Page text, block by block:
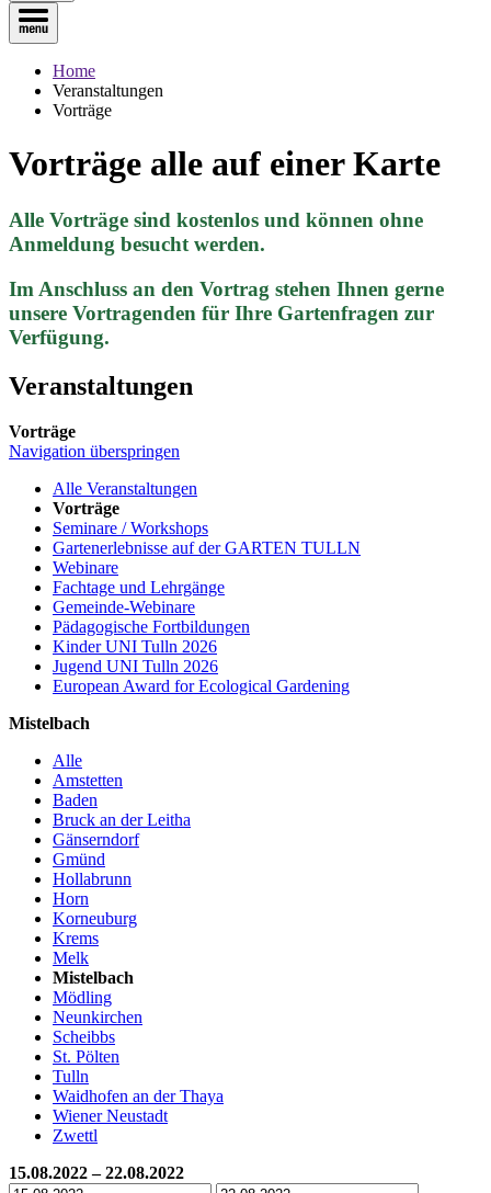
Home
Veranstaltungen
Vorträge
Vorträge alle auf einer Karte
Alle Vorträge sind kostenlos und können ohne
Anmeldung besucht werden.
Im Anschluss an den Vortrag stehen Ihnen gerne
unsere Vortragenden für Ihre Gartenfragen zur
Verfügung.
Veranstaltungen
Vorträge
Navigation überspringen
Alle Veranstaltungen
Vorträge
Seminare / Workshops
Gartenerlebnisse auf der GARTEN TULLN
Webinare
Fachtage und Lehrgänge
Gemeinde-Webinare
Pädagogische Fortbildungen
Kinder UNI Tulln 2026
Jugend UNI Tulln 2026
European Award for Ecological Gardening
Mistelbach
Alle
Amstetten
Baden
Bruck an der Leitha
Gänserndorf
Gmünd
Hollabrunn
Horn
Korneuburg
Krems
Melk
Mistelbach
Mödling
Neunkirchen
Scheibbs
St. Pölten
Tulln
Waidhofen an der Thaya
Wiener Neustadt
Zwettl
15.08.2022 – 22.08.2022